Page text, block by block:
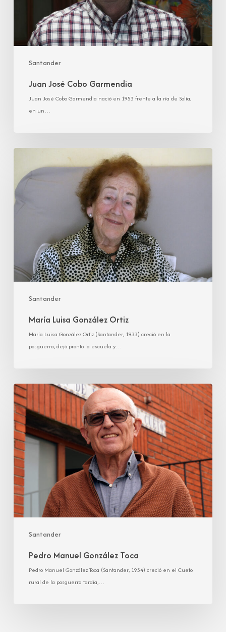
Santander
Juan José Cobo Garmendia
Juan José Cobo Garmendia nació en 1953 frente a la ría de Solía,
en un…
Santander
María
González
Ortiz
María Luisa González Ortiz
María Luisa González Ortiz (Santander, 1933) creció en la
posguerra, dejó pronto la escuela y…
Santander
Pedro
Manuel
González
Toca
Pedro Manuel González Toca
Pedro Manuel González Toca (Santander, 1954) creció en el Cueto
rural de la posguerra tardía,…